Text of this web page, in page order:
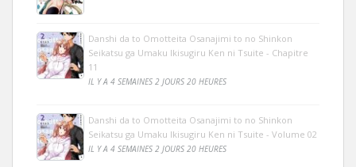
Danshi da to Omotteita Osanajimi to no Shinkon
Seikatsu ga Umaku Ikisugiru Ken ni Tsuite - Chapitre
11
IL Y A 4 SEMAINES 2 JOURS 20 HEURES
Danshi da to Omotteita Osanajimi to no Shinkon
Seikatsu ga Umaku Ikisugiru Ken ni Tsuite - Volume 02
IL Y A 4 SEMAINES 2 JOURS 20 HEURES